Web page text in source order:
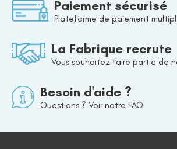
Paiement sécurisé
Plateforme de paiement
La Fabrique recrute
Vous souhaitez faire partie de
Besoin d'aide ?
Questions ? Voir notre FAQ